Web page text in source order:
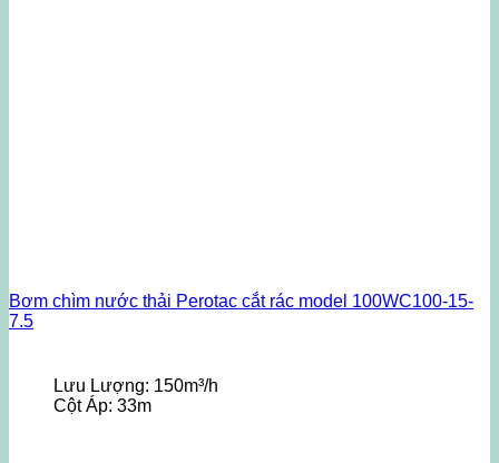
Bơm chìm nước thải Perotac cắt rác model 100WC100-15-
7.5
Lưu Lượng: 150m³/h
Cột Áp: 33m